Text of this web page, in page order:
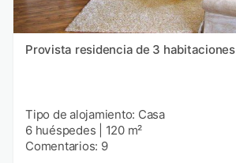
Provista residencia de 3 habitaciones
Tipo de alojamiento: Casa
6 huéspedes
120 m²
Comentarios: 9